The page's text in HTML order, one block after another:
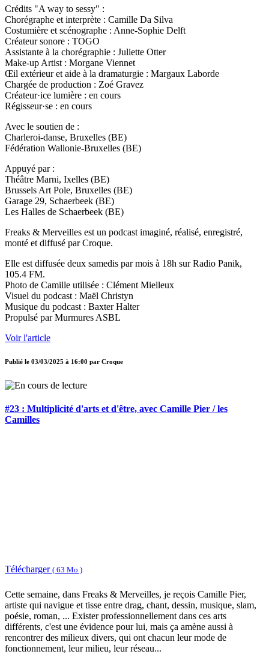
Crédits "A way to sessy" :
Chorégraphe et interprète : Camille Da Silva
Costumière et scénographe : Anne-Sophie Delft
Créateur sonore : TOGO
Assistante à la chorégraphie : Juliette Otter
Make-up Artist : Morgane Viennet
Œil extérieur et aide à la dramaturgie : Margaux Laborde
Chargée de production : Zoé Gravez
Créateur·ice lumière : en cours
Régisseur·se : en cours
Avec le soutien de :
Charleroi-danse, Bruxelles (BE)
Fédération Wallonie-Bruxelles (BE)
Appuyé par :
Théâtre Marni, Ixelles (BE)
Brussels Art Pole, Bruxelles (BE)
Garage 29, Schaerbeek (BE)
Les Halles de Schaerbeek (BE)
Freaks & Merveilles est un podcast imaginé, réalisé, enregistré,
monté et diffusé par Croque.
Elle est diffusée deux samedis par mois à 18h sur Radio Panik,
105.4 FM.
Photo de Camille utilisée : Clément Mielleux
Visuel du podcast : Maël Christyn
Musique du podcast : Baxter Halter
Propulsé par Murmures ASBL
Voir l'article
Publié le 03/03/2025 à 16:00 par Croque
#23 : Multiplicité d'arts et d'être, avec Camille Pier / les
Camilles
Télécharger ( 63 Mo )
Cette semaine, dans Freaks & Merveilles, je reçois Camille Pier,
artiste qui navigue et tisse entre drag, chant, dessin, musique, slam,
poésie, roman, ... Exister professionnellement dans ces arts
différents, c'est une évidence pour lui, mais ça amène aussi à
rencontrer des milieux divers, qui ont chacun leur mode de
fonctionnement, leur milieu, leur réseau...